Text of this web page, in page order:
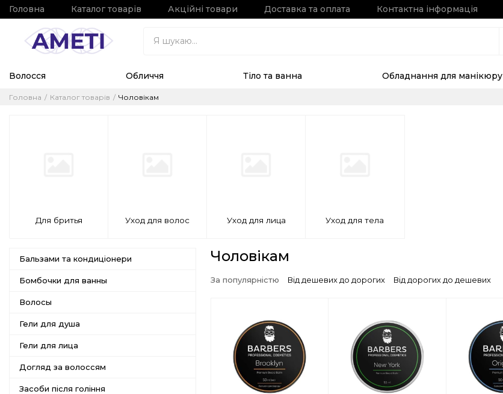
Головна Каталог товарів Акційні товари Доставка та оплата Контактна інформація
Волосся Обличчя Тіло та ванна Обладнання для манікюру
Головна Каталог товарів Чоловікам
Для бритья Уход для волос Уход для лица Уход для тела
Бальзами та кондиціонери
Бомбочки для ванны
Волосы
Гели для душа
Гели для лица
Догляд за волоссям
Засоби після гоління
Чоловікам
За популярністю Від дешевих до дорогих Від дорогих до дешевих